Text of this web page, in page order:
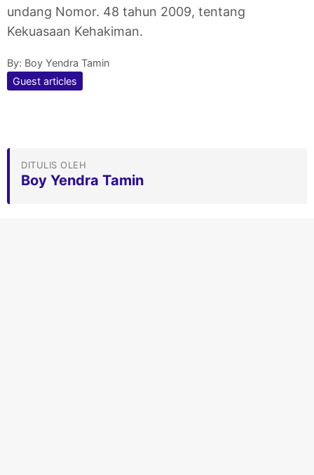
undang Nomor. 48 tahun 2009, tentang
Kekuasaan Kehakiman.
By: Boy Yendra Tamin
Guest articles
DITULIS OLEH
Boy Yendra Tamin